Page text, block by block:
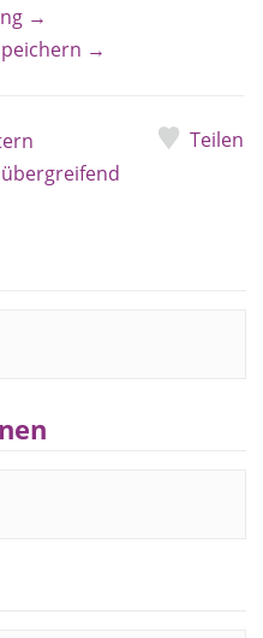
→
→
Teilen